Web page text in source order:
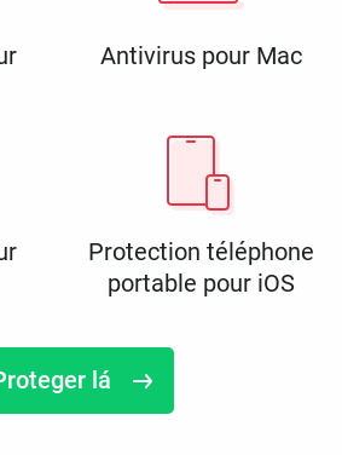
Antivirus pour Mac
Protection téléphone
portable pour iOS
lá